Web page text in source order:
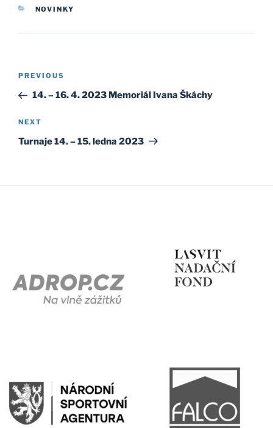
CATEGORIES
NOVINKY
Post
Previous
Post
PREVIOUS
14. – 16. 4. 2023 Memoriál Ivana Škáchy
Next
Post
NEXT
Turnaje 14. – 15. ledna 2023